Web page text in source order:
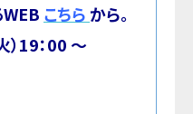
こちら から。
19：00 ～